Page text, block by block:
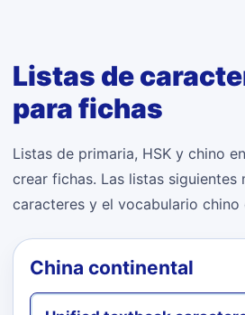
Listas de
para fichas
Listas de primaria, HSK y chino
crear fichas. Las listas siguientes
caracteres y el vocabulario chino
China continental